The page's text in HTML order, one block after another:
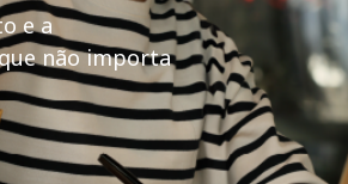
e a
não importa